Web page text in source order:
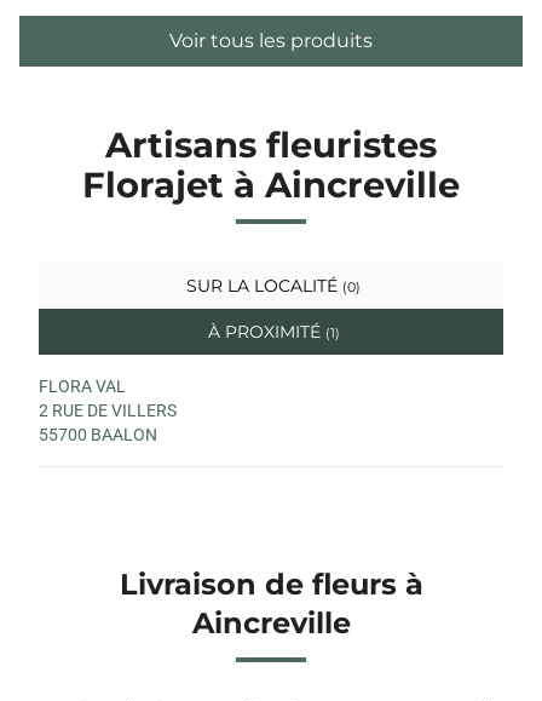
Voir tous les produits
Artisans fleuristes
Florajet à Aincreville
SUR LA LOCALITÉ (0)
À PROXIMITÉ (1)
FLORA VAL
2 RUE DE VILLERS
55700 BAALON
Livraison de fleurs à
Aincreville